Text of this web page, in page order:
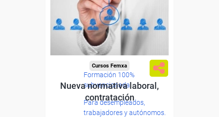
Formación 100%
subvencionada.
Para desempleados,
trabajadores y autónomos.
Cursos Femxa
Nueva normativa laboral,
contratación